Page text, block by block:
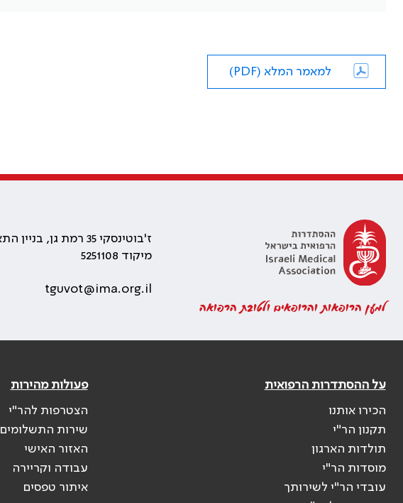
למאמר המלא (PDF)
למען הרופאות והרופאים ולטובת הרפואה
ז'בוטינסקי 35 רמת גן, בניין התאומים 2
מיקוד 5251108
tguvot@ima.org.il
על ההסתדרות הרפואית
הכירו אותנו
תקנון הר"י
תולדות הארגון
מוסדות הר"י
עובדי הר"י לשירותך
פעולות מהירות
הצטרפות להר"י
שירות התשלומים
האזור האישי
עבודה וקריירה
איתור טפסים